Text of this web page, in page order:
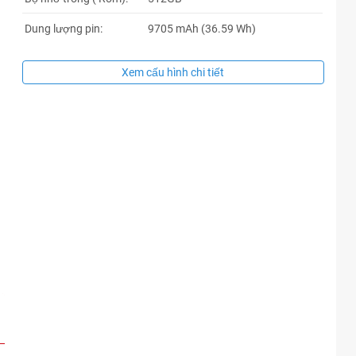
Dung lượng pin: 9705 mAh (36.59 Wh)
Xem cấu hình chi tiết